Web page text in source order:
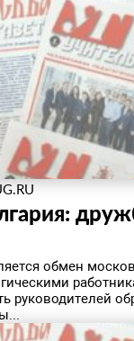
обмен
руководителей